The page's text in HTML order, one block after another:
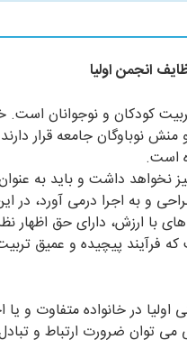
انجمن اولیا
کودکان و نوجوانان است.
منش نوباوگان جامعه قرار
است.
نخواهد داشت و باید به
و به اجرا درمی آورد،
با ارزش، دارای حق اظهار
فرآیند پیچیده و عمیق
در خانواده متفاوت و
ضرورت ارتباط و تبادل